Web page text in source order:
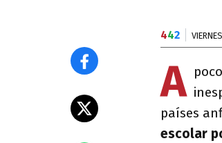
442
A
países
escolar